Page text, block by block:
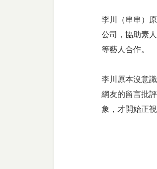
李川（串串）
公司，協助素
等藝人合作。
李川原本沒意
網友的留言批
象，才開始正視